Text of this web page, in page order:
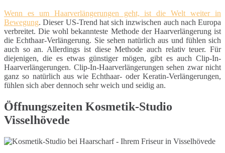
Wenn es um Haarverlängerungen geht, ist die Welt weiter in
Bewegung. Dieser US-Trend hat sich inzwischen auch nach Europa
verbreitet. Die wohl bekannteste Methode der Haarverlängerung ist
die Echthaar-Verlängerung. Sie sehen natürlich aus und fühlen sich
auch so an. Allerdings ist diese Methode auch relativ teuer. Für
diejenigen, die es etwas günstiger mögen, gibt es auch Clip-In-
Haarverlängerungen. Clip-In-Haarverlängerungen sehen zwar nicht
ganz so natürlich aus wie Echthaar- oder Keratin-Verlängerungen,
fühlen sich aber dennoch sehr weich und seidig an.
Öffnungszeiten Kosmetik-Studio
Visselhövede